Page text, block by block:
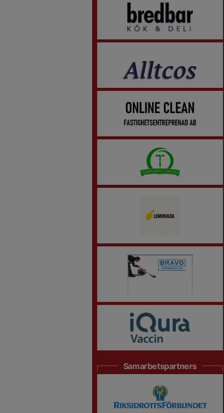
Samarbetspartners